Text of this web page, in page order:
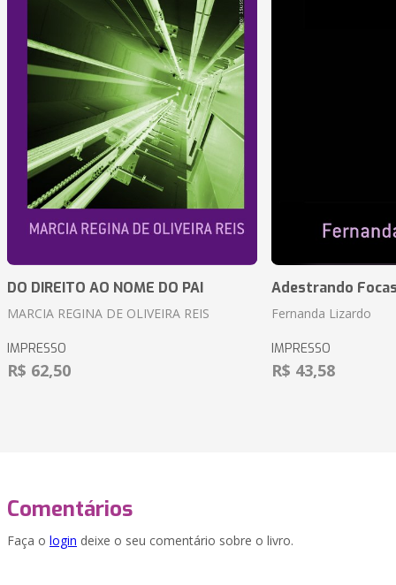
DO DIREITO AO NOME DO PAI
MARCIA REGINA DE OLIVEIRA REIS
IMPRESSO
R$ 62,50
Adestrando
Fernanda Lizardo
IMPRESSO
R$ 43,58
Comentários
Faça o login deixe o seu comentário sobre o livro.